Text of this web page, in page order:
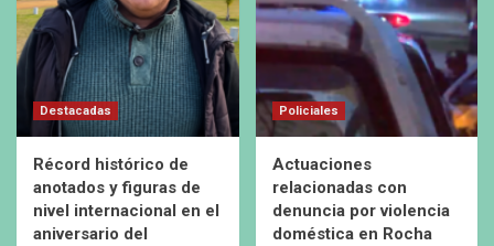
Destacadas
Récord histórico de
anotados y figuras de
nivel internacional en el
aniversario del
Policiales
Actuaciones
relacionadas con
denuncia por violencia
doméstica en Rocha